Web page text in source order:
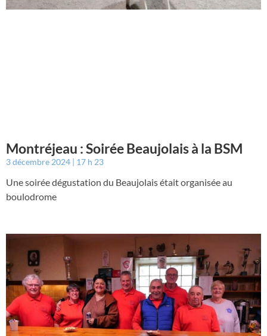
Montréjeau : Soirée Beaujolais à la BSM
3 décembre 2024 17 h 23
Une soirée dégustation du Beaujolais était organisée au
boulodrome